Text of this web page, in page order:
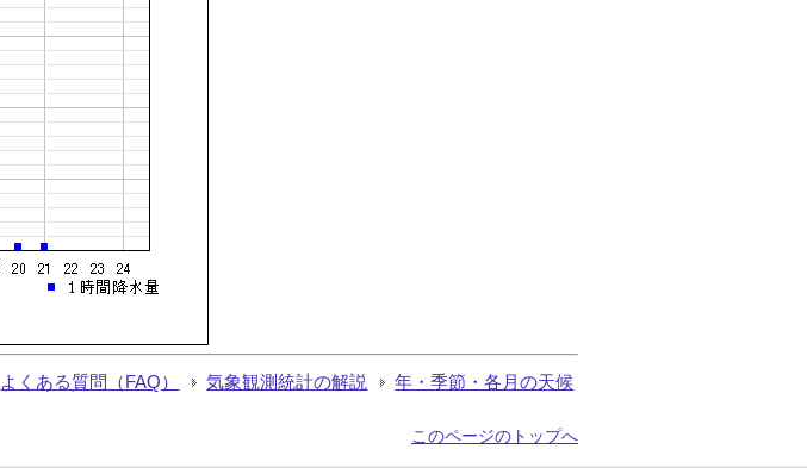
よくある質問（FAQ） 気象観測統計の解説 年・季節・各月の天候
このページのトップへ